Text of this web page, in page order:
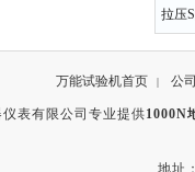
拉压
万能试验机首页 | 公
表有限公司专业提供1000N
地址